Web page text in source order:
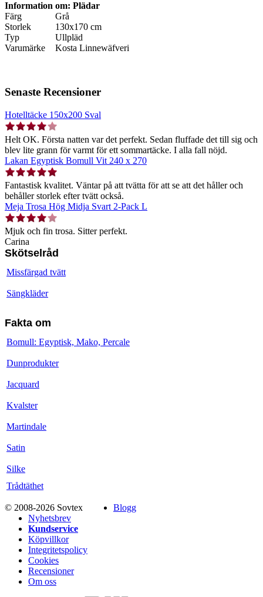
Information om: Plädar
Färg
Grå
Storlek
130x170 cm
Typ
Ullpläd
Varumärke
Kosta Linnewäfveri
Senaste Recensioner
Hotelltäcke 150x200 Sval
Helt OK. Första natten var det perfekt. Sedan fluffade det till sig och
blev lite grann för varmt för ett sommartäcke. I alla fall nöjd.
Lakan Egyptisk Bomull Vit 240 x 270
Fantastisk kvalitet. Väntar på att tvätta för att se att det håller och
behåller storlek efter tvätt också.
Meja Trosa Hög Midja Svart 2-Pack L
Mjuk och fin trosa. Sitter perfekt.
Carina
Skötselråd
Missfärgad tvätt
Sängkläder
Fakta om
Bomull: Egyptisk, Mako, Percale
Dunprodukter
Jacquard
Kvalster
Martindale
Satin
Silke
Trådtäthet
© 2008-2026 Sovtex
Blogg
Nyhetsbrev
Kundservice
Köpvillkor
Integritetspolicy
Cookies
Recensioner
Om oss